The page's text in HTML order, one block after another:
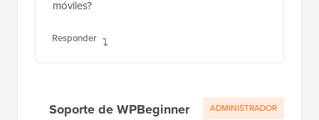
móviles?
Responder
Soporte de WPBeginner ADMINISTRADOR